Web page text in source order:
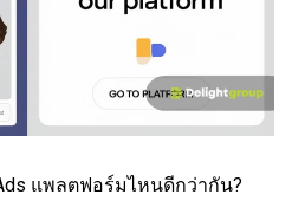
แพลตฟอร์มไหนดีกว่ากัน?